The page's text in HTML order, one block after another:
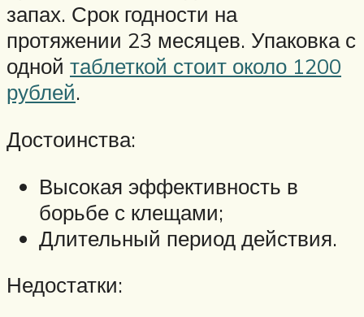
запах. Срок годности на
протяжении 23 месяцев. Упаковка с
одной таблеткой стоит около 1200
рублей.
Достоинства:
Высокая эффективность в
борьбе с клещами;
Длительный период действия.
Недостатки: